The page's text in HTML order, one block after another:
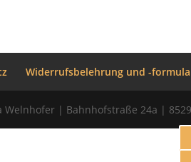
Widerrufsbelehrung und -
Welnhofer | Bahnhofstraße 24a |